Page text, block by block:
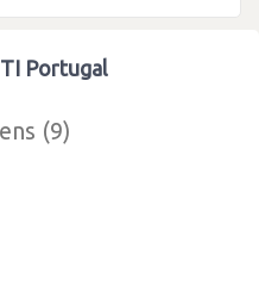
Portugal
(9)